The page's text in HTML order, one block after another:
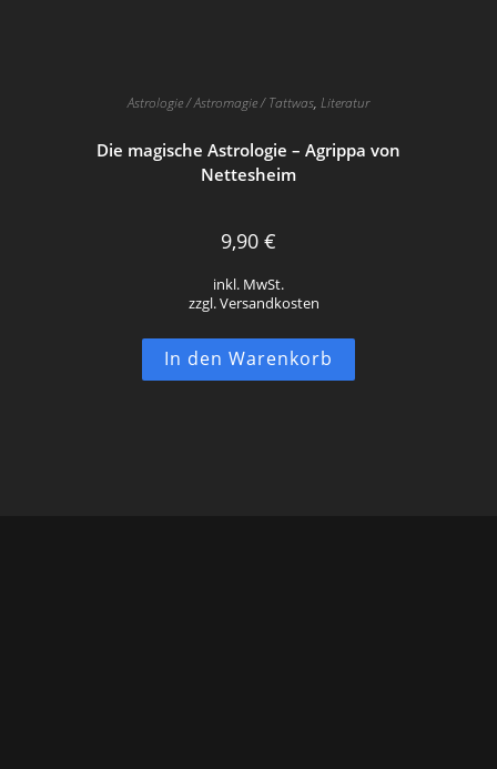
Astrologie / Astromagie / Tattwas, Literatur
Die magische Astrologie – Agrippa von
Nettesheim
9,90 €
inkl. MwSt.
zzgl. Versandkosten
In den Warenkorb